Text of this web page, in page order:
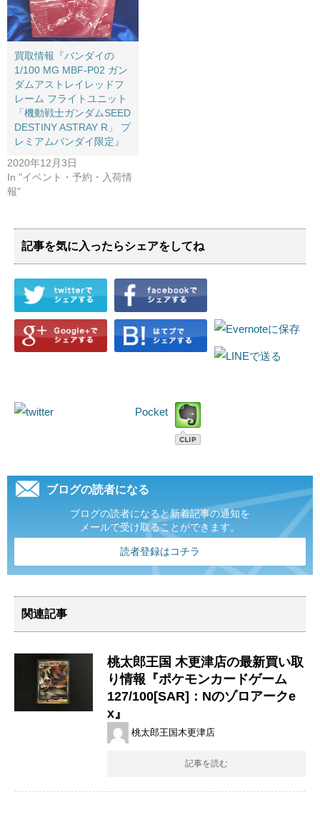
買取情報『バンダイの
1/100 ​MG ​MBF-P02 ​ガン
ダムアストレイレッドフ
レーム ​フライトユニット ​
「機動戦士ガンダムSEED
​DESTINY ​ASTRAY ​R」 ​プ
レミアムバンダイ限定』
2020年12月3日
In "イベント・予約・入荷情
報"
記事を気に入ったらシェアをしてね
Pocket
ブログの読者になる
ブログの読者になると新着記事の通知を
メールで受け取ることができます。
読者登録はコチラ
関連記事
桃太郎王国 木更津店の最新買い取
り情報『ポケモンカードゲーム
127/100[SAR]：Nのゾロアークe
x』
桃太郎王国木更津店
記事を読む